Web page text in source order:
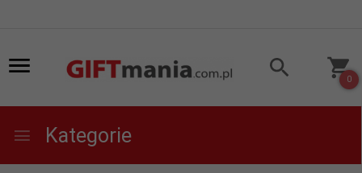
0
Kategorie